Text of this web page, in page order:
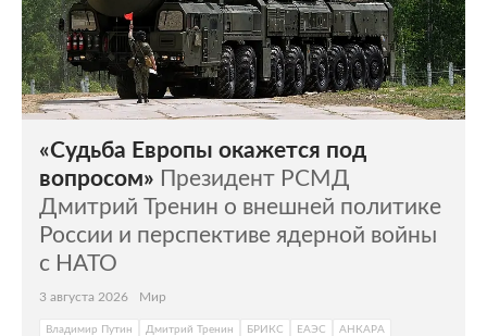
входит укрепление безопасности, борьба с
терроризмом и наркотрафиком, развитие
экономического и других партнерств.
«Судьба Европы окажется под
вопросом» Президент РСМД
Дмитрий Тренин о внешней политике
России и перспективе ядерной войны
с НАТО
3 августа 2026 Мир
Владимир Путин Дмитрий Тренин БРИКС ЕАЭС
АНКАРА